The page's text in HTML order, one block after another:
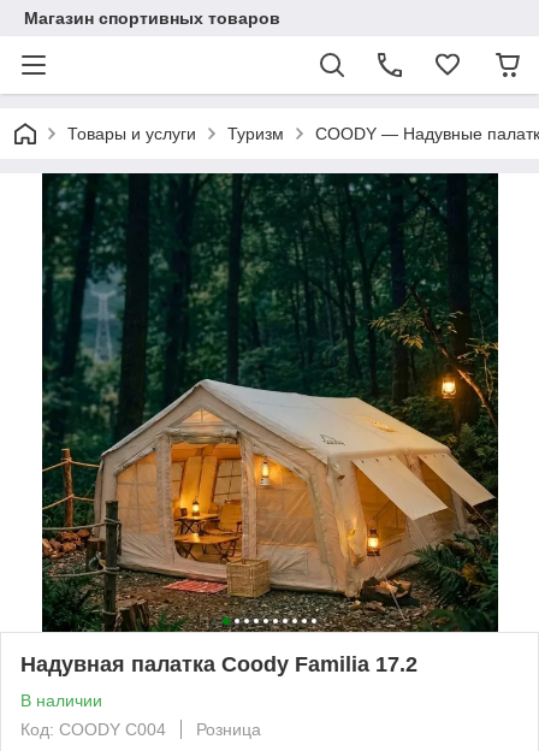
Магазин спортивных товаров
Товары и услуги Туризм COODY — Надувные
Надувная палатка Coody Familia 17.2
В наличии
Код: COODY C004
Розница